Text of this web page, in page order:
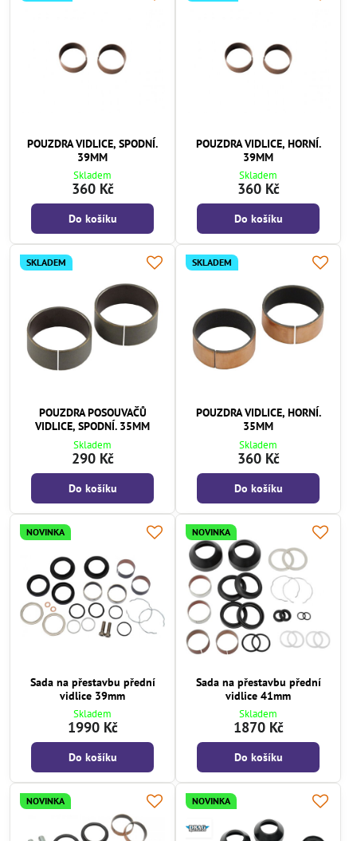
POUZDRA VIDLICE, SPODNÍ.
39MM
Skladem
360 Kč
Do košíku
POUZDRA VIDLICE, HORNÍ.
39MM
Skladem
360 Kč
Do košíku
SKLADEM
POUZDRA POSOUVAČŮ
VIDLICE, SPODNÍ. 35MM
Skladem
290 Kč
Do košíku
SKLADEM
POUZDRA VIDLICE, HORNÍ.
35MM
Skladem
360 Kč
Do košíku
NOVINKA
Sada na přestavbu přední
vidlice 39mm
Skladem
1990 Kč
Do košíku
NOVINKA
Sada na přestavbu přední
vidlice 41mm
Skladem
1870 Kč
Do košíku
NOVINKA NOVINKA